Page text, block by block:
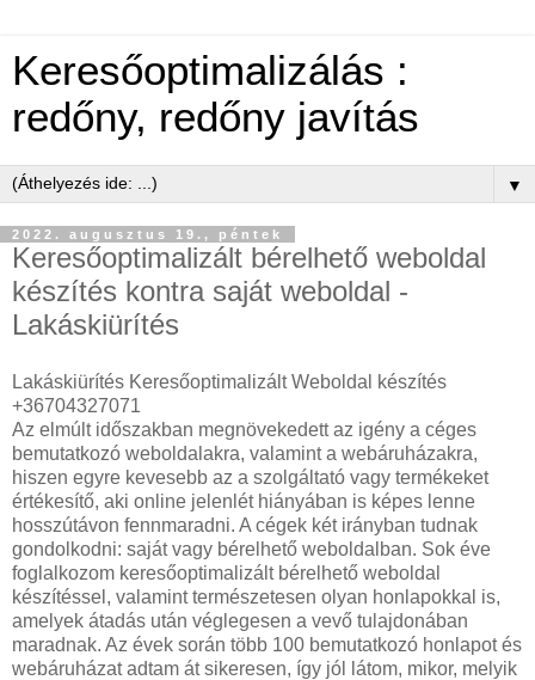
Keresőoptimalizálás :
redőny, redőny javítás
▼
2022. augusztus 19., péntek
Keresőoptimalizált bérelhető weboldal
készítés kontra saját weboldal -
Lakáskiürítés
Lakáskiürítés Keresőoptimalizált Weboldal készítés
+36704327071
Az elmúlt időszakban megnövekedett az igény a céges
bemutatkozó weboldalakra, valamint a webáruházakra,
hiszen egyre kevesebb az a szolgáltató vagy termékeket
értékesítő, aki online jelenlét hiányában is képes lenne
hosszútávon fennmaradni. A cégek két irányban tudnak
gondolkodni: saját vagy bérelhető weboldalban. Sok éve
foglalkozom keresőoptimalizált bérelhető weboldal
készítéssel, valamint természetesen olyan honlapokkal is,
amelyek átadás után véglegesen a vevő tulajdonában
maradnak. Az évek során több 100 bemutatkozó honlapot és
webáruházat adtam át sikeresen, így jól látom, mikor, melyik